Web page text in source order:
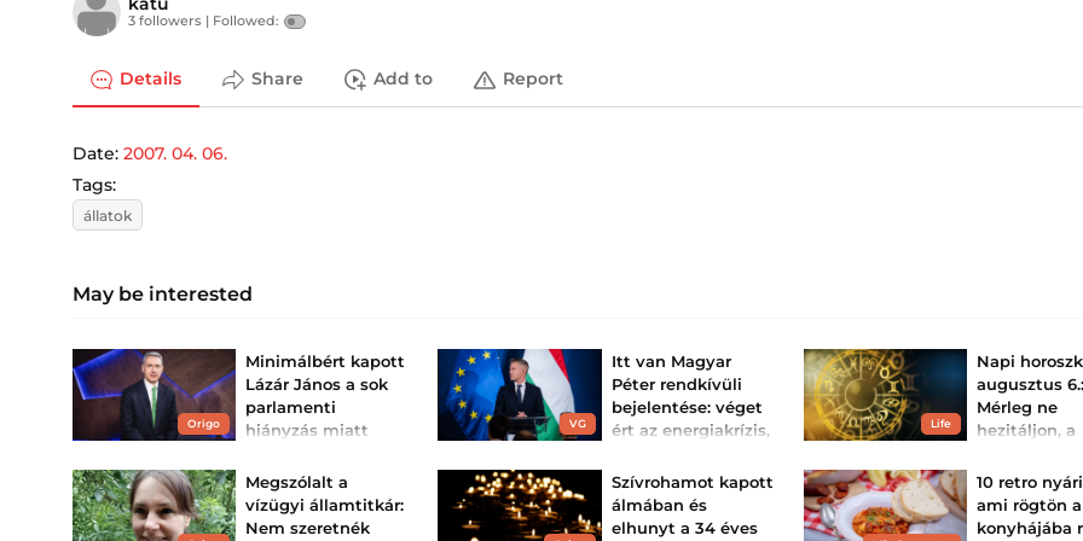
3 followers | Followed:
Details Share Add to Report
Date: 2007. 04. 06.
Tags:
állatok
May be interested
Origo
Minimálbért kapott
Lázár János a sok
parlamenti
hiányzás miatt
VG
Itt van Magyar
Péter rendkívüli
bejelentése: véget
ért az energiakrízis,
kapcsolni a l...
Sikerült elkerülni a
legrosszabb
forgatókönyvet az
Life
Napi
augusztus
Mérleg ne
hezitáljon, a
van
A napi horoszkóp
tanít, hogy az
Megszólalt a
vízügyi államtitkár:
Nem szeretnék
Szívrohamot kapott
álmában és
elhunyt a 34 éves
10 retro
ami rögtön
konyhájába